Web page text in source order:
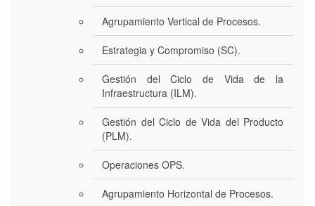
Agrupamiento Vertical de Procesos.
Estrategia y Compromiso (SC).
Gestión del Ciclo de Vida de la
Infraestructura (ILM).
Gestión del Ciclo de Vida del Producto
(PLM).
Operaciones OPS.
Agrupamiento Horizontal de Procesos.